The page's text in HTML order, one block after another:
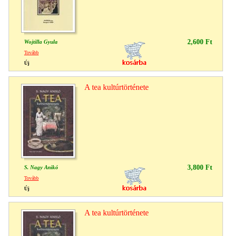
Wojtilla Gyula 2,600 Ft
Tovább
Új
A tea kultúrtörténete
S. Nagy Anikó 3,800 Ft
Tovább
Új
A tea kultúrtörténete